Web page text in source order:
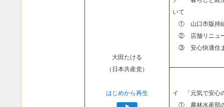
大田たける
（日本共産党）
はじめから再生
いて
① 山口市版持続
② 店舗リニュー
③ 安心快適住ま
イ 「元気で安心
① 農林水産部